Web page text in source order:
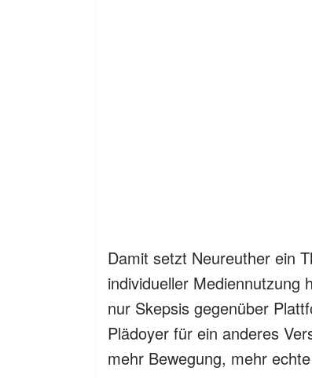
Damit setzt Neureuther ein
individueller Mediennutzung
nur Skepsis gegenüber
Plädoyer für ein anderes
mehr Bewegung, mehr